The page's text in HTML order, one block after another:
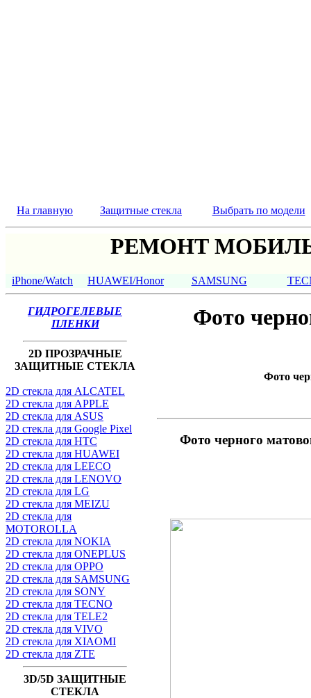
На главную Защитные стекла Выбрать по модели
РЕМОНТ
iPhone/Watch HUAWEI/Honor SAMSUNG
ГИДРОГЕЛЕВЫЕ
ПЛЕНКИ
2D ПРОЗРАЧНЫЕ
ЗАЩИТНЫЕ СТЕКЛА
2D стекла для ALCATEL
2D стекла для APPLE
2D стекла для ASUS
2D стекла для Google Pixel
2D стекла для HTC
2D стекла для HUAWEI
2D стекла для LEECO
2D стекла для LENOVO
2D стекла для LG
2D стекла для MEIZU
2D стекла для
MOTOROLLA
2D стекла для NOKIA
2D стекла для ONEPLUS
2D стекла для OPPO
2D стекла для SAMSUNG
2D стекла для SONY
2D стекла для TECNO
2D стекла для TELE2
2D стекла для VIVO
2D стекла для XIAOMI
2D стекла для ZTE
3D/5D ЗАЩИТНЫЕ
СТЕКЛА
Фото
Фото
Фото черного